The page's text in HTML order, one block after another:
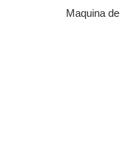
Maquina de